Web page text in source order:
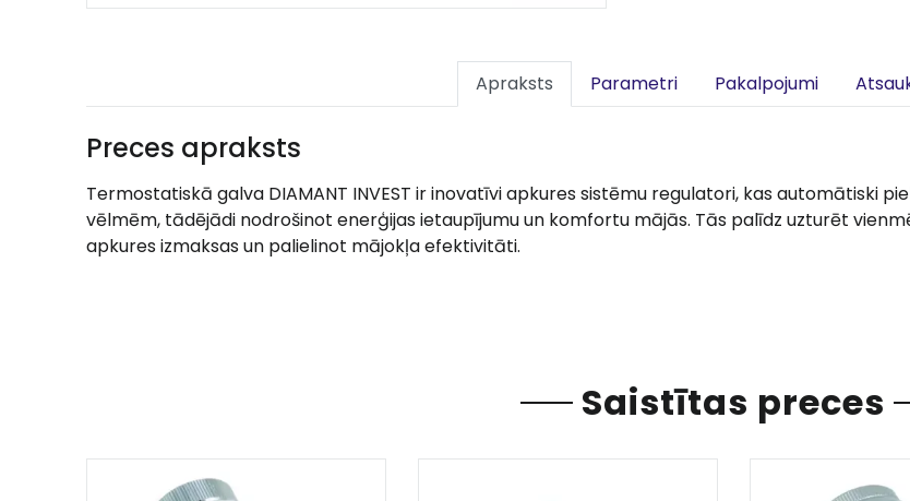
Apraksts Parametri Pakalpojumi
Preces apraksts
Termostatiskā galva DIAMANT INVEST ir inovatīvi apkures sistēmu regulatori, kas
vēlmēm, tādējādi nodrošinot enerģijas ietaupījumu un komfortu mājās. Tās palīdz uzturēt
apkures izmaksas un palielinot mājokļa efektivitāti.
Saistītas preces